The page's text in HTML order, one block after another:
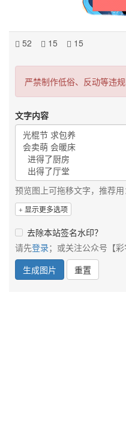
52 15 15
严禁制作低俗、反动等违
文字内容
预览图上可拖移文字，推荐用
显示更多选项
去除本站签名水印？
请先登录；或关注公众号【
生成图片
重置